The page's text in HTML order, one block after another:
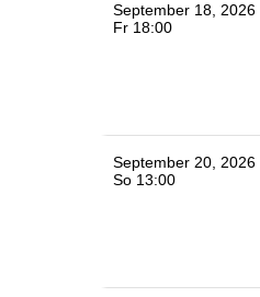
September 18, 2026
Fr 18:00
September 20, 2026
So 13:00